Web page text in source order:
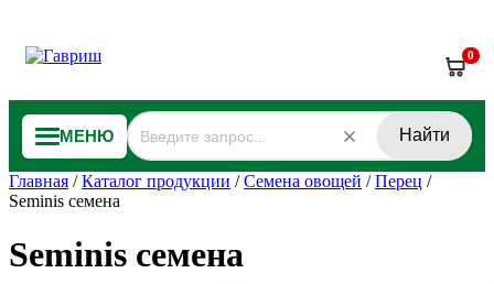
0
МЕНЮ Найти
Главная /Каталог продукции /Семена овощей /Перец /
Seminis семена
Seminis семена